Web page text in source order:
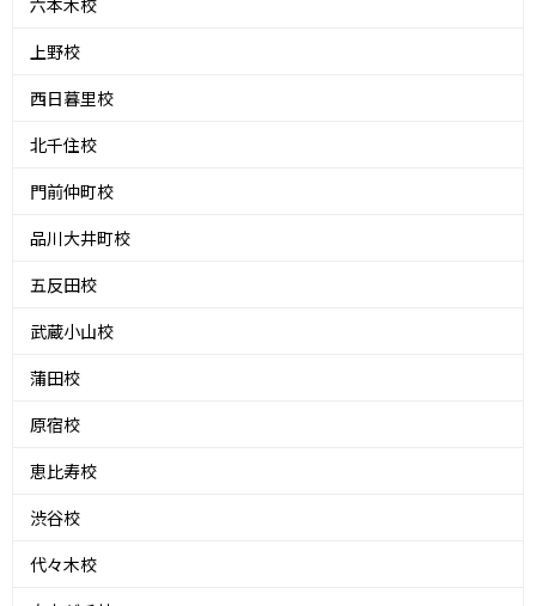
六本木校
上野校
西日暮里校
北千住校
門前仲町校
品川大井町校
五反田校
武蔵小山校
蒲田校
原宿校
恵比寿校
渋谷校
代々木校